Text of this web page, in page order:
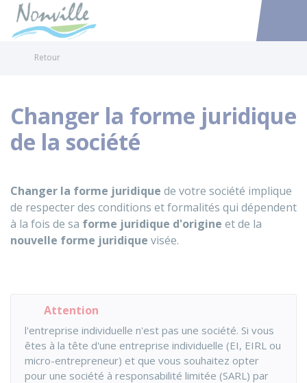
Accéder
Retour
Changer la forme juridique
de la société
Changer la forme juridique de votre société implique
de respecter des conditions et formalités qui dépendent
à la fois de sa forme juridique d'origine et de la
nouvelle forme juridique visée.
Attention
l'entreprise individuelle n'est pas une société. Si vous
êtes à la tête d'une entreprise individuelle (EI, EIRL ou
micro-entrepreneur) et que vous souhaitez opter
pour une société à responsabilité limitée (SARL) par